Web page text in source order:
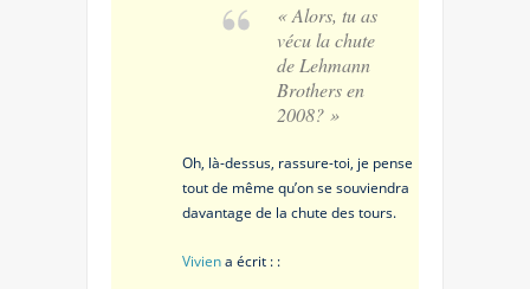
« Alors, tu as
vécu la chute
de Lehmann
Brothers en
2008? »
Oh, là-dessus, rassure-toi, je pense
tout de même qu’on se souviendra
davantage de la chute des tours.
Viviena écrit : :